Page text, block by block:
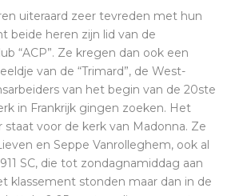
uiteraard zeer tevreden met hun
beide heren zijn lid van de
“ACP”. Ze kregen dan ook een
van de “Trimard”, de West-
van het begin van de 20ste
in Frankrijk gingen zoeken. Het
staat voor de kerk van Madonna. Ze
en Seppe Vanrolleghem, ook al
SC, die tot zondagnamiddag aan
klassement stonden maar dan in de